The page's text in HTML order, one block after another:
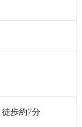
歩約7分